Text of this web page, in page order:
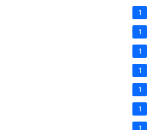
1
1
1
1
1
1
1